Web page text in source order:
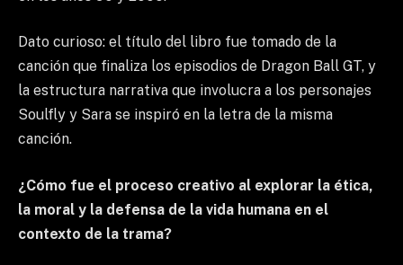
Dato curioso: el título del libro fue tomado de la
canción que finaliza los episodios de Dragon Ball GT, y
la estructura narrativa que involucra a los personajes
Soulfly y Sara se inspiró en la letra de la misma
canción.
¿Cómo fue el proceso creativo al explorar la ética,
la moral y la defensa de la vida humana en el
contexto de la trama?